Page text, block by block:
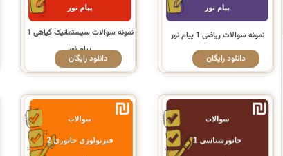
نمونه سوالات ریاضی 1 پیام نور
دانلود رایگان
نمونه سوالات سیستماتیک گیاهی 1
پیام نور
دانلود رایگان